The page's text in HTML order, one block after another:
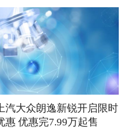
汽大众朗逸新锐开启限时
惠 优惠完7.99万起售